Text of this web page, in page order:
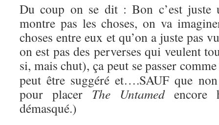
Du coup on se dit : Bon c’est juste
montre pas les choses, on va
choses entre eux et qu’on a juste pas
on est pas des perverses qui veulent
si, mais chut), ça peut se passer
peut être suggéré et….SAUF que
pour placer The Untamedencore
démasqué.)